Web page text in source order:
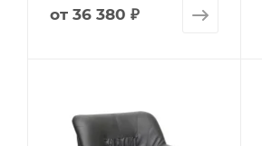
от 36 380 ₽